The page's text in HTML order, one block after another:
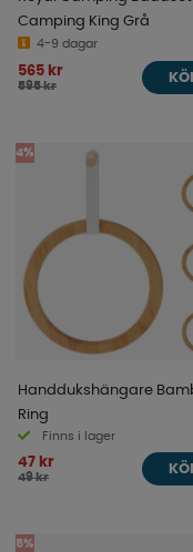
Camping King Grå
4-9 dagar
565 kr
595 kr
4%
Handdukshängare
Ring
Finns i lager
47 kr
49 kr
5%